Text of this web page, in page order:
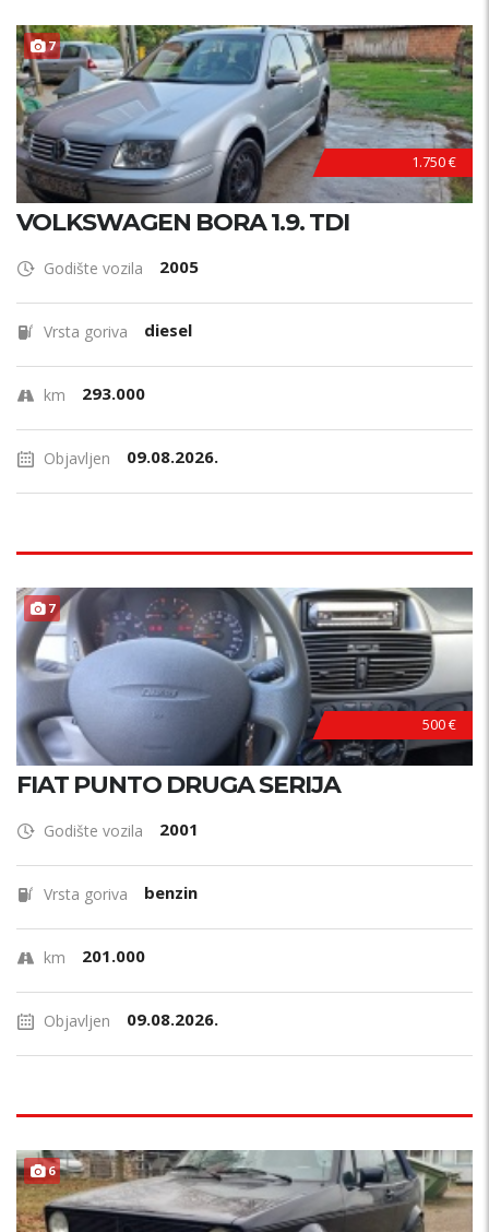
7
1.750 €
VOLKSWAGEN BORA 1.9. TDI
Godište vozila 2005
Vrsta goriva diesel
km 293.000
Objavljen 09.08.2026.
7
500 €
FIAT PUNTO DRUGA SERIJA
Godište vozila 2001
Vrsta goriva benzin
km 201.000
Objavljen 09.08.2026.
6